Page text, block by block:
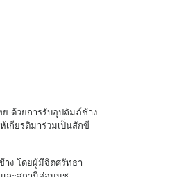
ด้วยการรับอุปถัมภ์ช้าง
กียรติมาร่วมเป็นสักขี
าง โดยผู้มีจิตศรัทธา